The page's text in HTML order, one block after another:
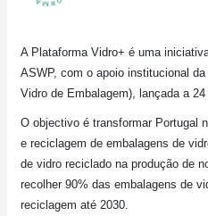
A Plataforma Vidro+ é uma
ASWP, com o apoio institucional
Vidro de Embalagem), lançada a 24
O objectivo é transformar Portugal
e reciclagem de embalagens de
de vidro reciclado na produção de
recolher 90% das embalagens de
reciclagem até 2030.